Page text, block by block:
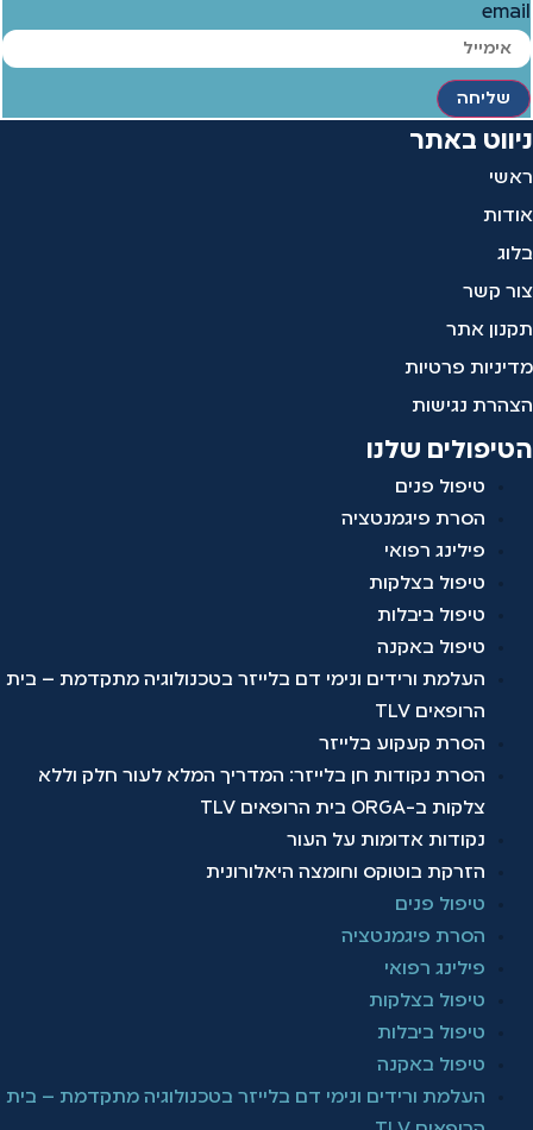
email
שליחה
ניווט באתר
ראשי
אודות
בלוג
צור קשר
תקנון אתר
מדיניות פרטיות
הצהרת נגישות
הטיפולים שלנו
טיפול פנים
הסרת פיגמנטציה
פילינג רפואי
טיפול בצלקות
טיפול ביבלות
טיפול באקנה
העלמת ורידים ונימי דם בלייזר בטכנולוגיה מתקדמת – בית
הרופאים TLV
הסרת קעקוע בלייזר
הסרת נקודות חן בלייזר: המדריך המלא לעור חלק וללא
צלקות ב-ORGA בית הרופאים TLV
נקודות אדומות על העור
הזרקת בוטוקס וחומצה היאלורונית
טיפול פנים
הסרת פיגמנטציה
פילינג רפואי
טיפול בצלקות
טיפול ביבלות
טיפול באקנה
העלמת ורידים ונימי דם בלייזר בטכנולוגיה מתקדמת – בית